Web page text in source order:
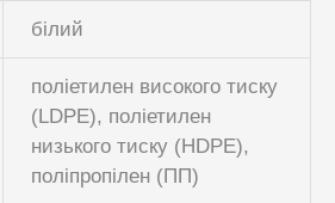
білий
поліетилен високого тиску
(LDPE), поліетилен
низького тиску (HDPE),
поліпропілен (ПП)